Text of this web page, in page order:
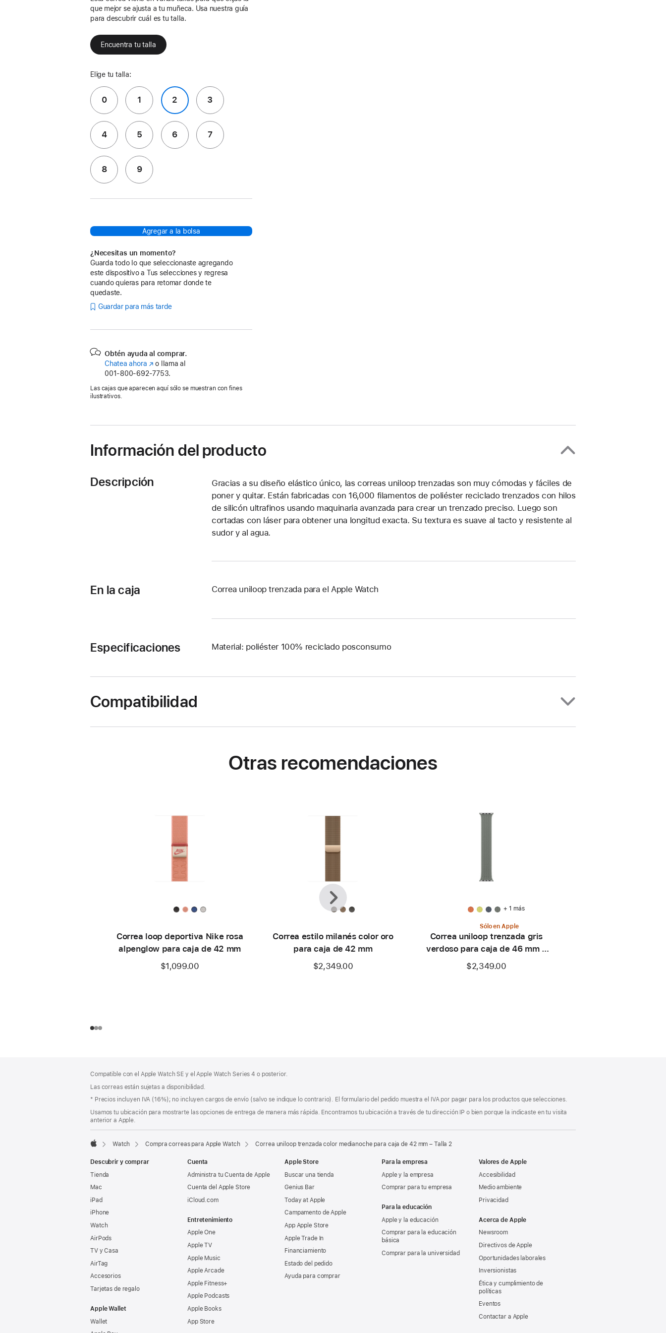
que mejor se ajusta a tu muñeca. Usa nuestra guía
para descubrir cuál es tu talla.
Encuentra tu talla
Elige tu talla:
0 1 2 3
4 5 6 7
8 9
Agregar a la bolsa
¿Necesitas un momento?
Guarda todo lo que seleccionaste agregando
este dispositivo a Tus selecciones y regresa
cuando quieras para retomar donde te
quedaste.
Guardar para más tarde
Obtén ayuda al comprar.
Chatea ahora (se
abre
una
o llama al
001‑800‑692‑7753.
Las cajas que aparecen aquí sólo se muestran con fines
ilustrativos.
Información del producto
Descripción
Gracias a su diseño elástico único, las correas uniloop trenzadas son muy cómodas y fáciles de
poner y quitar. Están fabricadas con 16,000 filamentos de poliéster reciclado trenzados con hilos
de silicón ultrafinos usando maquinaria avanzada para crear un trenzado preciso. Luego son
cortadas con láser para obtener una longitud exacta. Su textura es suave al tacto y resistente al
sudor y al agua.
En la caja Correa uniloop trenzada para el Apple Watch
Especificaciones Material: poliéster 100% reciclado posconsumo
Compatibilidad
Otras recomendaciones
Correa loop deportiva Nike rosa
alpenglow para caja de 42 mm
$1,099.00
Correa estilo milanés color oro
para caja de 42 mm
$2,349.00
+ 1 más
Sólo en Apple
Correa uniloop trenzada gris
verdoso para caja de 46 mm –
Talla 1
$2,349.00
Anterior
Siguiente
de
página
a
pie
de
Compatible con el Apple Watch SE y el Apple Watch Series 4 o posterior.
Las correas están sujetas a disponibilidad.
Nota
pie
de
página
* Precios incluyen IVA (16%); no incluyen cargos de envío (salvo se indique lo contrario). El formulario del pedido muestra el IVA por pagar para los productos que selecciones.
Usamos tu ubicación para mostrarte las opciones de entrega de manera más rápida. Encontramos tu ubicación a través de tu dirección IP o bien porque la indicaste en tu visita
anterior a Apple.
Watch Compra correas para Apple Watch Correa uniloop trenzada color medianoche para caja de 42 mm – Talla 2
Descubrir y comprar
Tienda
Mac
iPad
iPhone
Watch
AirPods
TV y Casa
AirTag
Accesorios
Tarjetas de regalo
Apple Wallet
Wallet
Cuenta
Administra tu Cuenta de Apple
Cuenta del Apple Store
iCloud.com
Entretenimiento
Apple One
Apple TV
Apple Music
Apple Arcade
Apple Fitness+
Apple Podcasts
Apple Books
App Store
Apple Store
Buscar una tienda
Genius Bar
Today at Apple
Campamento de Apple
App Apple Store
Apple Trade In
Financiamiento
Estado del pedido
Ayuda para comprar
Para la empresa
Apple y la empresa
Comprar para tu empresa
Para la educación
Apple y la educación
Comprar para la educación
básica
Comprar para la universidad
Valores de Apple
Accesibilidad
Medio ambiente
Privacidad
Acerca de Apple
Newsroom
Directivos de Apple
Oportunidades laborales
Inversionistas
Ética y cumplimiento de
políticas
Eventos
Contactar a Apple